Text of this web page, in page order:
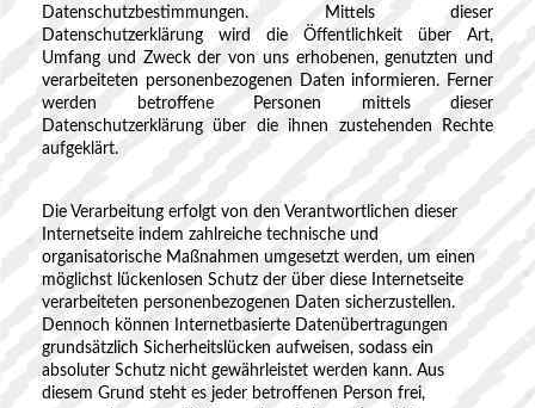
Datenschutzbestimmungen. Mittels dieser
Datenschutzerklärung wird die Öffentlichkeit über Art,
Umfang und Zweck der von uns erhobenen, genutzten und
verarbeiteten personenbezogenen Daten informieren. Ferner
werden betroffene Personen mittels dieser
Datenschutzerklärung über die ihnen zustehenden Rechte
aufgeklärt.
Die Verarbeitung erfolgt von den Verantwortlichen dieser
Internetseite indem zahlreiche technische und
organisatorische Maßnahmen umgesetzt werden, um einen
möglichst lückenlosen Schutz der über diese Internetseite
verarbeiteten personenbezogenen Daten sicherzustellen.
Dennoch können Internetbasierte Datenübertragungen
grundsätzlich Sicherheitslücken aufweisen, sodass ein
absoluter Schutz nicht gewährleistet werden kann. Aus
diesem Grund steht es jeder betroffenen Person frei,